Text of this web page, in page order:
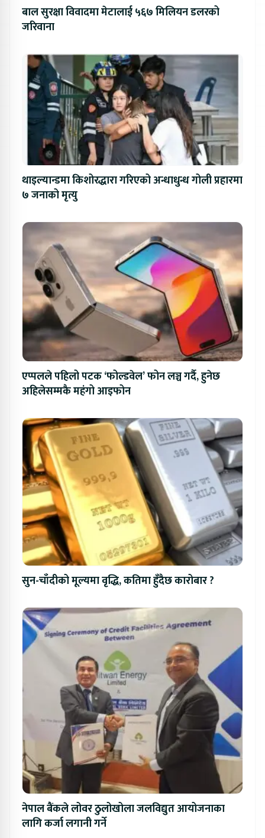
बाल सुरक्षा विवादमा मेटालाई ५६७ मिलियन डलरको
जरिवाना
थाइल्यान्डमा किशोरद्धारा गरिएको अन्धाधुन्ध गोली प्रहारमा
७ जनाको मृत्यु
एप्पलले पहिलो पटक ‘फोल्डवेल’ फोन लञ्च गर्दै, हुनेछ
अहिलेसम्मकै महंगो आइफोन
सुन-चाँदीको मूल्यमा वृद्धि, कतिमा हुँदैछ कारोबार ?
नेपाल बैंकले लोवर ठुलोखोला जलविद्युत आयोजनाका
लागि कर्जा लगानी गर्ने